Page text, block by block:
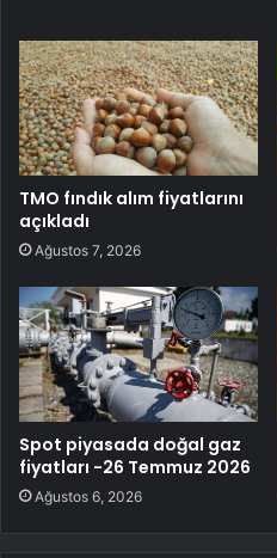
TMO fındık alım fiyatlarını
açıkladı
Ağustos 7, 2026
Spot piyasada doğal gaz
fiyatları -26 Temmuz 2026
Ağustos 6, 2026